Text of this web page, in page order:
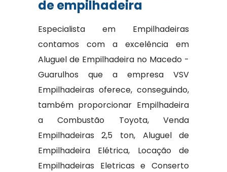
de empilhadeira
Especialista em Empilhadeiras
contamos com a excelência em
Aluguel de Empilhadeira no Macedo -
Guarulhos que a empresa VSV
Empilhadeiras oferece, conseguindo,
também proporcionar Empilhadeira
a Combustão Toyota, Venda
Empilhadeiras 2,5 ton, Aluguel de
Empilhadeira Elétrica, Locação de
Empilhadeiras Eletricas e Conserto